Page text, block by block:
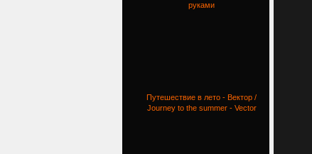
руками
Путешествие в лето - Вектор /
Journey to the summer - Vector